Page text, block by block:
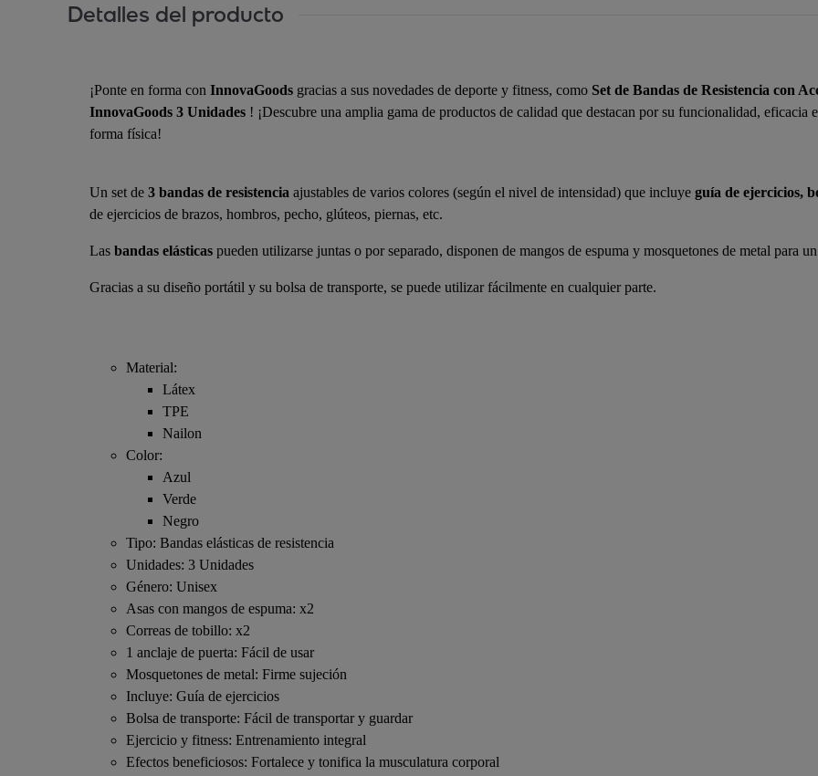
Detalles del producto
¡Ponte en forma con InnovaGoods gracias a sus novedades de deporte y fitness, como Set de Bandas de Resistencia con
InnovaGoods 3 Unidades ! ¡Descubre una amplia gama de productos de calidad que destacan por su funcionalidad,
forma física!
Un set de 3 bandas de resistencia ajustables de varios colores (según el nivel de intensidad) que incluye guía de ejercicios,
de ejercicios de brazos, hombros, pecho, glúteos, piernas, etc.
Las bandas elásticas pueden utilizarse juntas o por separado, disponen de mangos de espuma y mosquetones de metal para
Gracias a su diseño portátil y su bolsa de transporte, se puede utilizar fácilmente en cualquier parte.
Material:
Látex
TPE
Nailon
Color:
Azul
Verde
Negro
Tipo: Bandas elásticas de resistencia
Unidades: 3 Unidades
Género: Unisex
Asas con mangos de espuma: x2
Correas de tobillo: x2
1 anclaje de puerta: Fácil de usar
Mosquetones de metal: Firme sujeción
Incluye: Guía de ejercicios
Bolsa de transporte: Fácil de transportar y guardar
Ejercicio y fitness: Entrenamiento integral
Efectos beneficiosos: Fortalece y tonifica la musculatura corporal